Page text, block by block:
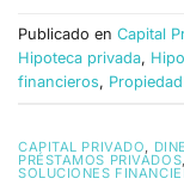
Publicado en Capital
Hipoteca privada,
financieros,
CAPITAL PRIVADO,
PRÉSTAMOS PRIVADOS,
SOLUCIONES